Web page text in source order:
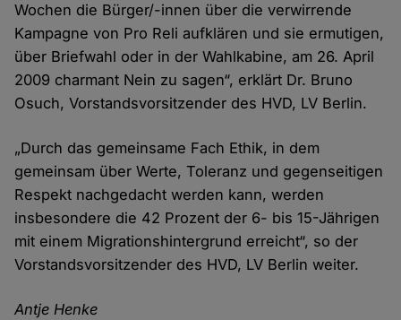
Wochen die Bürger/-innen über die verwirrende
Kampagne von Pro Reli aufklären und sie ermutigen,
über Briefwahl oder in der Wahlkabine, am 26. April
2009 charmant Nein zu sagen“, erklärt Dr. Bruno
Osuch, Vorstandsvorsitzender des HVD, LV Berlin.
„Durch das gemeinsame Fach Ethik, in dem
gemeinsam über Werte, Toleranz und gegenseitigen
Respekt nachgedacht werden kann, werden
insbesondere die 42 Prozent der 6- bis 15-Jährigen
mit einem Migrationshintergrund erreicht“, so der
Vorstandsvorsitzender des HVD, LV Berlin weiter.
Antje Henke